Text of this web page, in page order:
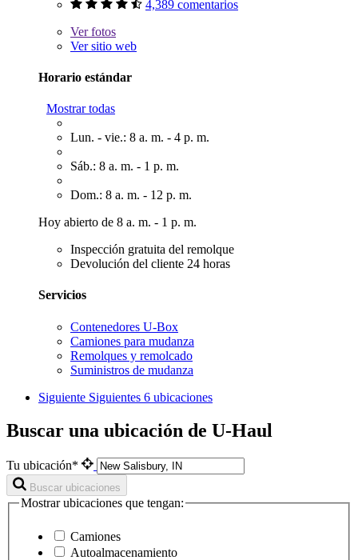
4,389 comentarios
Verfotos
Ver sitio web
Horario estándar
Mostrar todas
Lun. - vie.: 8 a. m. - 4 p. m.
Sáb.: 8 a. m. - 1 p. m.
Dom.: 8 a. m. - 12 p. m.
Hoy abierto de 8 a. m. - 1 p. m.
Inspección gratuita del remolque
Devolución del cliente 24 horas
Servicios
Contenedores U-Box
Camiones para mudanza
Remolques y remolcado
Suministros de mudanza
Siguiente Siguientes 6 ubicaciones
Buscar una ubicación de U-Haul
Tu ubicación*
Buscar ubicaciones
Mostrar ubicaciones que tengan:
Camiones
Autoalmacenamiento